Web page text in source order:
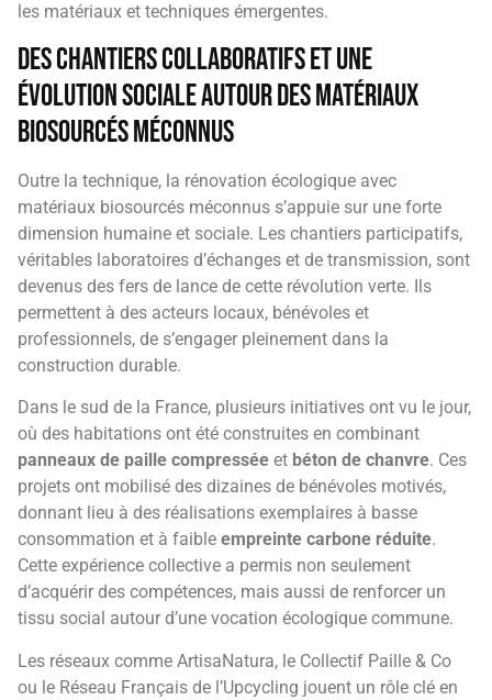
les matériaux et techniques émergentes.
Des chantiers collaboratifs et une
évolution sociale autour des matériaux
biosourcés méconnus
Outre la technique, la rénovation écologique avec
matériaux biosourcés méconnus s’appuie sur une forte
dimension humaine et sociale. Les chantiers participatifs,
véritables laboratoires d’échanges et de transmission, sont
devenus des fers de lance de cette révolution verte. Ils
permettent à des acteurs locaux, bénévoles et
professionnels, de s’engager pleinement dans la
construction durable.
Dans le sud de la France, plusieurs initiatives ont vu le jour,
où des habitations ont été construites en combinant
panneaux de paille compressée et béton de chanvre. Ces
projets ont mobilisé des dizaines de bénévoles motivés,
donnant lieu à des réalisations exemplaires à basse
consommation et à faible empreinte carbone réduite.
Cette expérience collective a permis non seulement
d’acquérir des compétences, mais aussi de renforcer un
tissu social autour d’une vocation écologique commune.
Les réseaux comme ArtisaNatura, le Collectif Paille & Co
ou le Réseau Français de l’Upcycling jouent un rôle clé en